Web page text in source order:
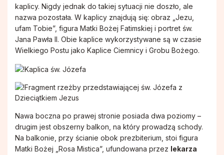
kaplicy. Nigdy jednak do takiej sytuacji nie doszło, ale
nazwa pozostała. W kaplicy znajdują się: obraz „Jezu,
ufam Tobie”, figura Matki Bożej Fatimskiej i portret św.
Jana Pawła II. Obie kaplice wykorzystywane są w czasie
Wielkiego Postu jako Kaplice Ciemnicy i Grobu Bożego.
Nawa boczna po prawej stronie posiada dwa poziomy –
drugim jest obszerny balkon, na który prowadzą schody.
Na balkonie, przy ścianie obok prezbiterium, stoi figura
Matki Bożej „Rosa Mistica”, ufundowana przez lekarza